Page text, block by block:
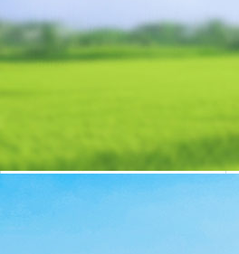
渦街流量計
氣體流量計
水流量計
轉子流量計